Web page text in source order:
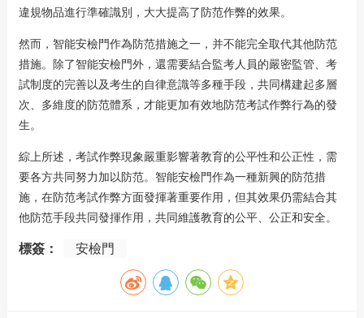
違規物品進行準確識別，大大提高了防范作弊的效果。
然而，智能安檢門作為防范措施之一，并不能完全取代其他防范
措施。除了智能安檢門外，還需要結合監考人員的嚴密監管、考
試制度的完善以及考生的自律意識等多種手段，共同構建起多層
次、多維度的防范體系，才能更加有效地防范考試作弊行為的發
生。
綜上所述，考試作弊現象嚴重影響著教育的公平性和公正性，需
要各方共同努力加以防范。智能安檢門作為一種新興的防范措
施，在防范考試作弊方面發揮著重要作用，但其效果仍需結合其
他防范手段共同發揮作用，共同維護教育的公平、公正和安全。
標簽： 安檢門